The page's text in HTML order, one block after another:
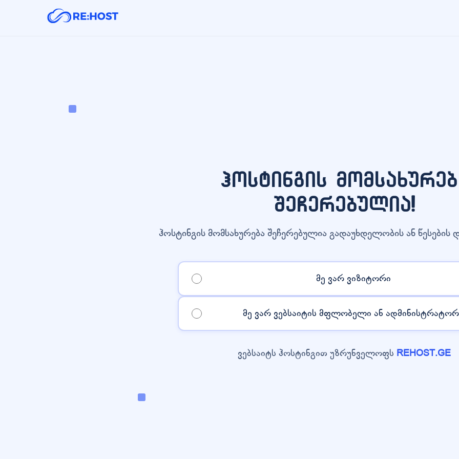
ჰოსტინგის
შეჩერებულია!
ჰოსტინგის მომსახურება შეჩერებულია გადაუხდელობის ან წესების
მე ვარ ვიზიტორი
მე ვარ ვებსაიტის მფლობელი ან
ვებსაიტს ჰოსტინგით უზრუნველოფს REHOST.GE